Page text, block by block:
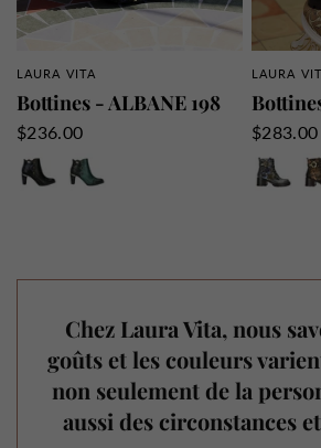
APERÇU RAPIDE
LAURA VITA
Bottines - ALBANE 198
$236.00
LAURA
$283.00
Chez Laura Vita, nous
goûts et les couleurs
non seulement de la
aussi des circonstances